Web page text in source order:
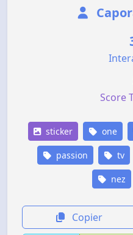
Score
sticker one
passion tv
nez
Copier